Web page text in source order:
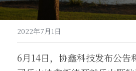
2022年7月1日
6月14日，协鑫科技发布公告